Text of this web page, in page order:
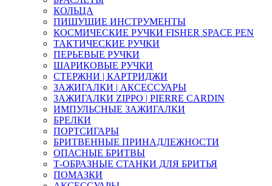
КОЛЬЦА
ПИШУЩИЕ ИНСТРУМЕНТЫ
КОСМИЧЕСКИЕ РУЧКИ FISHER SPACE PEN
ТАКТИЧЕСКИЕ РУЧКИ
ПЕРЬЕВЫЕ РУЧКИ
ШАРИКОВЫЕ РУЧКИ
СТЕРЖНИ | КАРТРИДЖИ
ЗАЖИГАЛКИ | АКСЕССУАРЫ
ЗАЖИГАЛКИ ZIPPO | PIERRE CARDIN
ИМПУЛЬСНЫЕ ЗАЖИГАЛКИ
БРЕЛКИ
ПОРТСИГАРЫ
БРИТВЕННЫЕ ПРИНАДЛЕЖНОСТИ
ОПАСНЫЕ БРИТВЫ
Т-ОБРАЗНЫЕ СТАНКИ ДЛЯ БРИТЬЯ
ПОМАЗКИ